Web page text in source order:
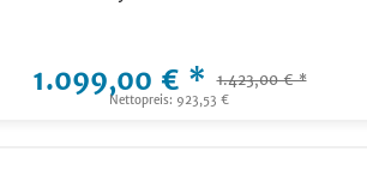
1.099,00 € * 1.423,00 € *
Nettopreis: 923,53 €